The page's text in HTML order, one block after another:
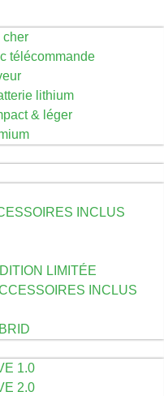
cher
télécommande
lithium
& léger
INCLUS
LIMITÉE
INCLUS
1.0
2.0